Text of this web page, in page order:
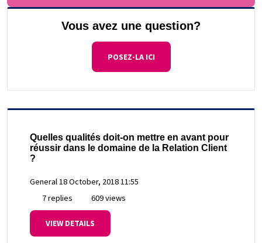
Vous avez une question?
POSEZ-LA ICI
Quelles qualités doit-on mettre en avant pour
réussir dans le domaine de la Relation Client
?
General18 October, 2018 11:55
7 replies
609 views
VIEW DETAILS